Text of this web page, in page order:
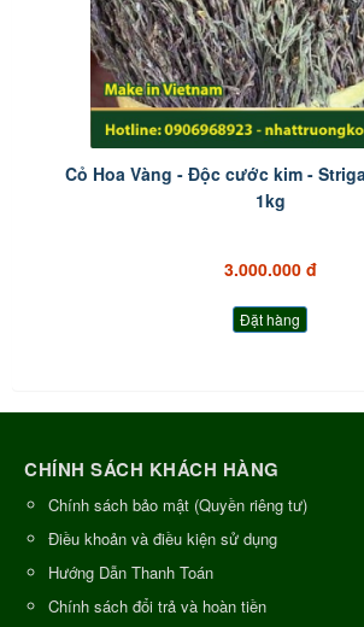
Cỏ Hoa Vàng - Độc cước kim -
1kg
3.000.000 đ
Đặt hàng
CHÍNH SÁCH KHÁCH HÀNG
Chính sách bảo mật (Quyền riêng tư)
Điều khoản và điều kiện sử dụng
Hướng Dẫn Thanh Toán
Chính sách đổi trả và hoàn tiền